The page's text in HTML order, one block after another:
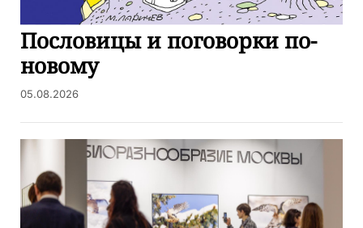
Пословицы и поговорки по-
новому
05.08.2026